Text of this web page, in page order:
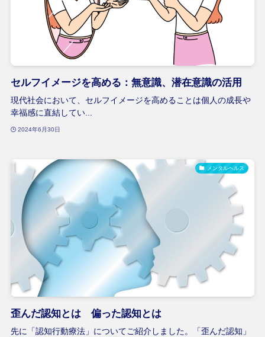
セルフイメージを高める：無意識、潜在意識の活用
現代社会において、セルフイメージを高めることは個人の成長や
幸福感に直結してい...
2024年6月30日
メンタルヘルス
歪んだ認知とは 偏った認知とは
先に「認知行動療法」についてご紹介しました。「歪んだ認知」